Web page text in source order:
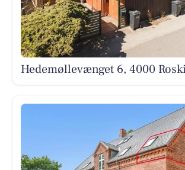
Hedemøllevænget 6, 4000